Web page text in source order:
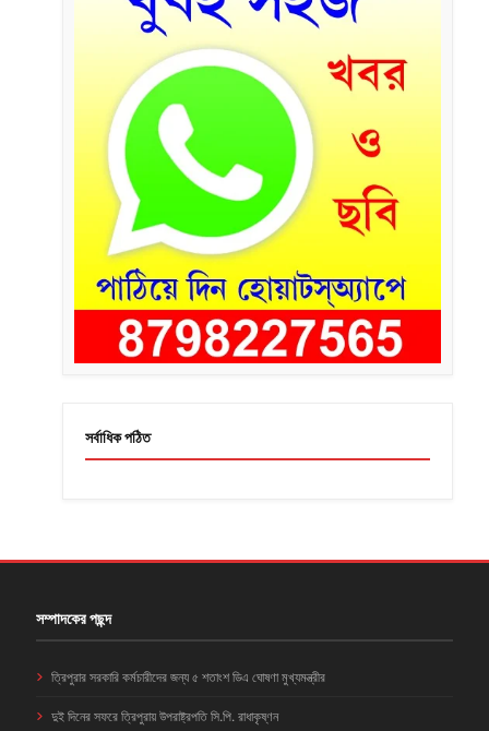
সর্বাধিক পঠিত
সম্পাদকের পছন্দ
ত্রিপুরার সরকারি কর্মচারীদের জন্য ৫ শতাংশ ডিএ ঘোষণা মুখ্যমন্ত্রীর
দুই দিনের সফরে ত্রিপুরায় উপরাষ্ট্রপতি সি.পি. রাধাকৃষ্ণন